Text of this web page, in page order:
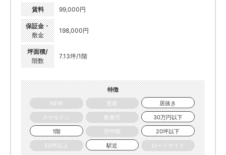
賃料 99,000円
保証金・
敷金
198,000円
坪面積/
階数
7.13坪/1階
特徴
NEW
更新
居抜き
スケルトン
飲食可
30万円以下
1階
空中階
20坪以下
50坪以上
駅近 ロードサイド